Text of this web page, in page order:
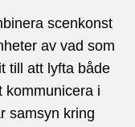
scenkonst
av vad som
till att lyfta både
kommunicera i
samsyn kring